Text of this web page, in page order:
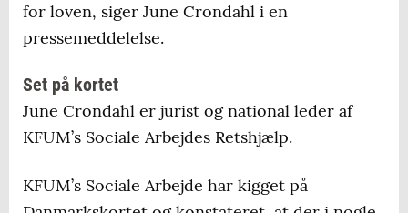
for loven, siger June Crondahl i en
pressemeddelelse.
Set på kortet
June Crondahl er jurist og national leder af
KFUM’s Sociale Arbejdes Retshjælp.
KFUM’s Sociale Arbejde har kigget på